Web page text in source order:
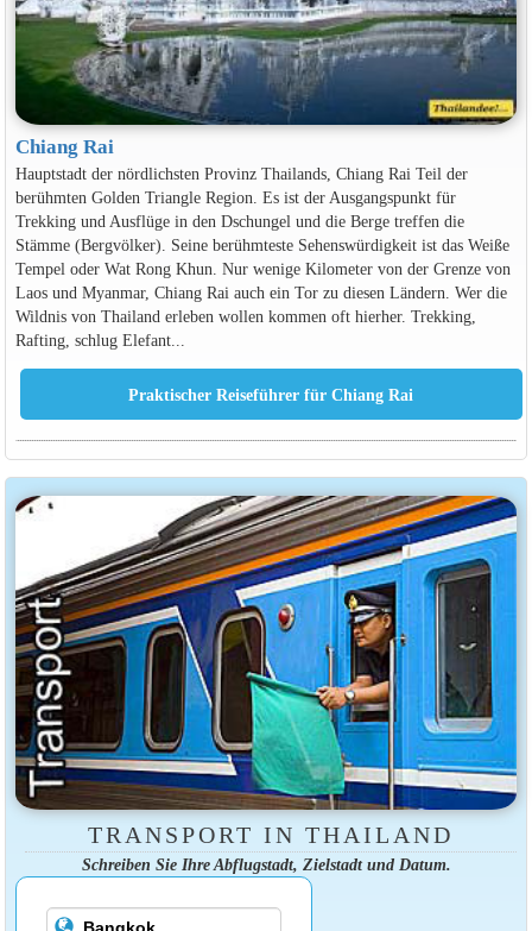
Chiang Rai
Hauptstadt der nördlichsten Provinz Thailands, Chiang Rai Teil der
berühmten Golden Triangle Region. Es ist der Ausgangspunkt für
Trekking und Ausflüge in den Dschungel und die Berge treffen die
Stämme (Bergvölker). Seine berühmteste Sehenswürdigkeit ist das Weiße
Tempel oder Wat Rong Khun. Nur wenige Kilometer von der Grenze von
Laos und Myanmar, Chiang Rai auch ein Tor zu diesen Ländern. Wer die
Wildnis von Thailand erleben wollen kommen oft hierher. Trekking,
Rafting, schlug Elefant...
TRANSPORT IN THAILAND
Schreiben Sie Ihre Abflugstadt, Zielstadt und Datum.